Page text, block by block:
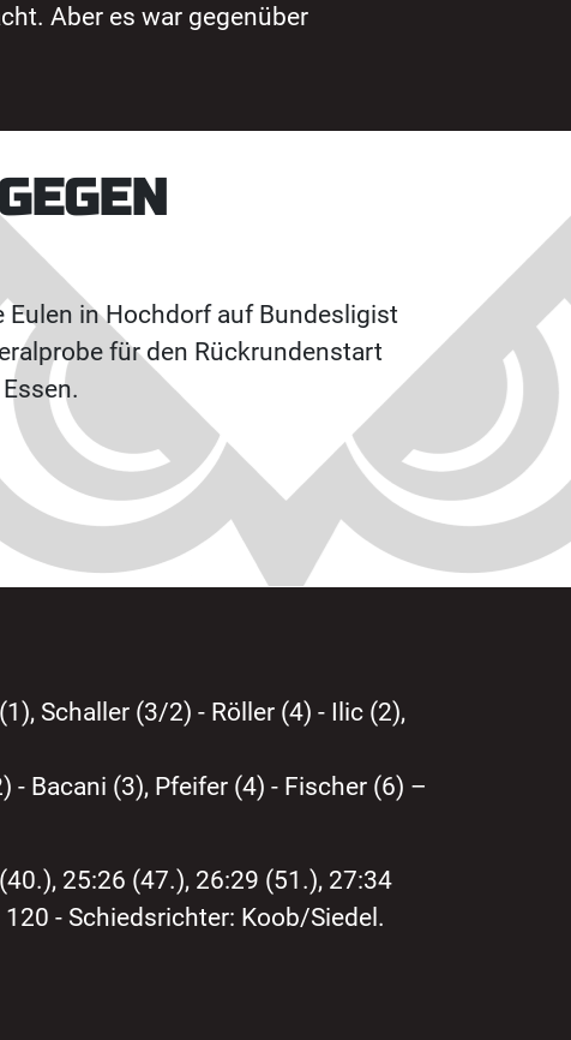
Aber es war gegenüber
in Hochdorf auf Bundesligist
für den Rückrundenstart
Schaller (3/2) - Röller (4) - Ilic (2),
- Bacani (3), Pfeifer (4) - Fischer (6) –
25:26 (47.), 26:29 (51.), 27:34
- Schiedsrichter: Koob/Siedel.